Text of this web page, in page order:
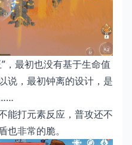
，最初也没有基于生命值
说，最初钟离的设计，是
能打元素反应，普攻还不
非常的脆。